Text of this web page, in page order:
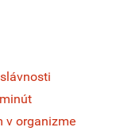
v organizme